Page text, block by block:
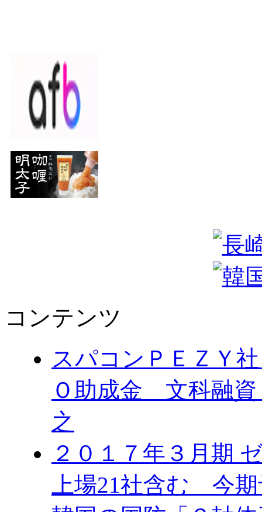
コンテンツ
スパコンＰＥＺＹ
Ｏ助成金 文科融
之
２０１７年３月期
上場21社含む 今